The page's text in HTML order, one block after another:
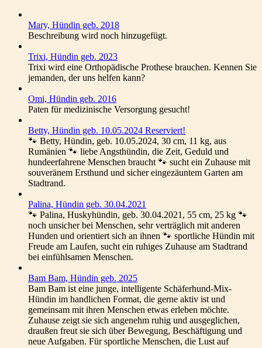
Mary, Hündin geb. 2018
Beschreibung wird noch hinzugefügt.
Trixi, Hündin geb. 2023
Trixi wird eine Orthopädische Prothese brauchen. Kennen Sie
jemanden, der uns helfen kann?
Omi, Hündin geb. 2016
Paten für medizinische Versorgung gesucht!
Betty, Hündin geb. 10.05.2024 Reserviert!
🐾 Betty, Hündin, geb. 10.05.2024, 30 cm, 11 kg, aus
Rumänien 🐾 liebe Angsthündin, die Zeit, Geduld und
hundeerfahrene Menschen braucht 🐾 sucht ein Zuhause mit
souveränem Ersthund und sicher eingezäuntem Garten am
Stadtrand.
Palina, Hündin geb. 30.04.2021
🐾 Palina, Huskyhündin, geb. 30.04.2021, 55 cm, 25 kg 🐾
noch unsicher bei Menschen, sehr verträglich mit anderen
Hunden und orientiert sich an ihnen 🐾 sportliche Hündin mit
Freude am Laufen, sucht ein ruhiges Zuhause am Stadtrand
bei einfühlsamen Menschen.
Bam Bam, Hündin geb. 2025
Bam Bam ist eine junge, intelligente Schäferhund-Mix-
Hündin im handlichen Format, die gerne aktiv ist und
gemeinsam mit ihren Menschen etwas erleben möchte.
Zuhause zeigt sie sich angenehm ruhig und ausgeglichen,
draußen freut sie sich über Bewegung, Beschäftigung und
neue Aufgaben. Für sportliche Menschen, die Lust auf